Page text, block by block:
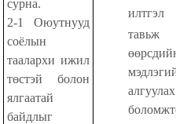
сурна.
2-1 Оюутнууд
соёлын
таалархи ижил
төстэй болон
ялгаатай
байдлыг
илтгэл
тавьж
алгуулах